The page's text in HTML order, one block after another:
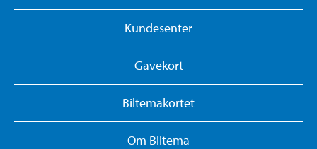
Kundesenter
Gavekort
Biltemakortet
Om Biltema